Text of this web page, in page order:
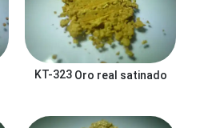
KT-323 Oro real satinado